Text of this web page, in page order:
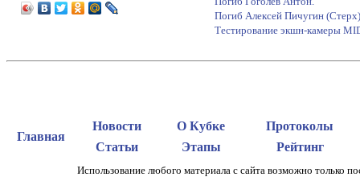
Погиб Алексей Пичугин (Стерх)
Тестирование экшн-камеры
Главная
Новости О Кубке
Протоколы
Статьи
Этапы Рейтинг
Использование любого материала с сайта возможно только